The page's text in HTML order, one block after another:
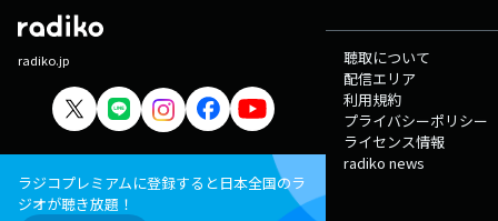
radiko.jp
ラジコプレミアムに登録すると日本全国のラ
ジオが聴き放題！
聴取について
配信エリア
利用規約
プライバシーポリシー
ライセンス情報
radiko news